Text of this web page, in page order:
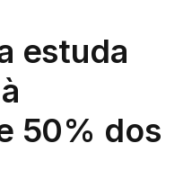
estuda
50% dos